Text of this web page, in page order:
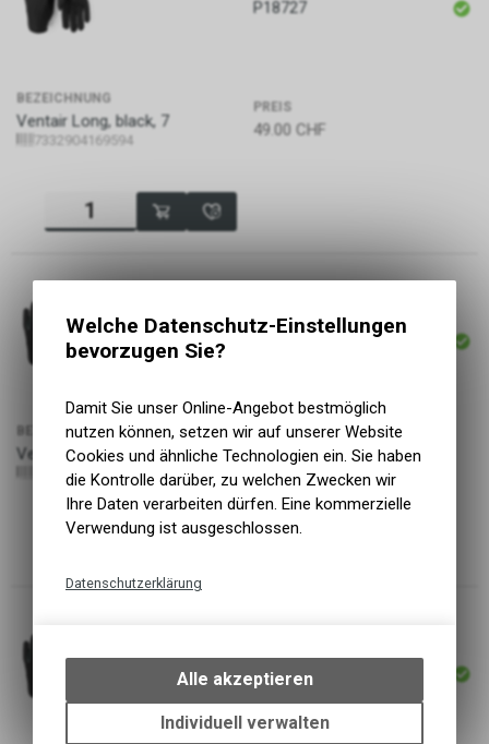
P18727
BEZEICHNUNG
Ventair Long, black, 7
7332904169594
PREIS
49.00 CHF
ARTIKELNUMMER
BEZEICHNUNG
Ventair Long, black, 8
7332904169600
PREIS
49.00 CHF
P18730
Welche Datenschutz-Einstellungen
bevorzugen Sie?
Damit Sie unser Online-Angebot bestmöglich
nutzen können, setzen wir auf unserer Website
Cookies und ähnliche Technologien ein. Sie haben
die Kontrolle darüber, zu welchen Zwecken wir
Ihre Daten verarbeiten dürfen. Eine kommerzielle
Verwendung ist ausgeschlossen.
Datenschutzerklärung
bestimmte Interaktionen und
Einstellungen auf Ihrem Gerät,
um die grundlegenden
Funktionen unseres Online-
Alle akzeptieren
Individuell verwalten